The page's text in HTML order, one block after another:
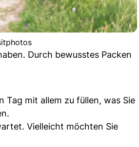
Durch bewusstes Packen
Tag mit allem zu füllen, was Sie
Vielleicht möchten Sie